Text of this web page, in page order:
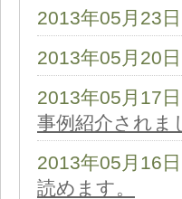
2013年05月23日
2013年05月20日
2013年05月17日
事例紹介されま
2013年05月16日
読めます。